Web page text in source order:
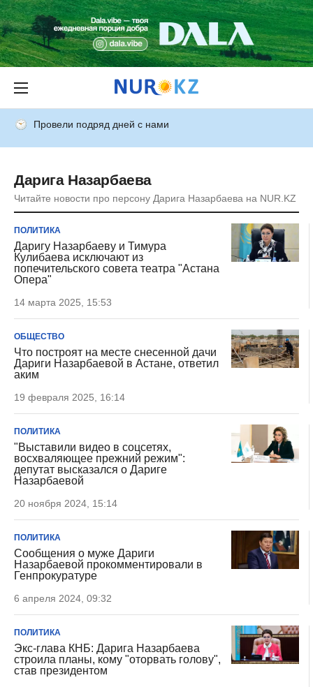
Провели подряд дней с нами
Дарига Назарбаева
Читайте новости про персону Дарига Назарбаева на NUR.KZ
ПОЛИТИКА
Даригу Назарбаеву и Тимура
Кулибаева исключают из
попечительского совета театра "Астана
Опера"
14 марта 2025, 15:53
ОБЩЕСТВО
Что построят на месте снесенной дачи
Дариги Назарбаевой в Астане, ответил
аким
19 февраля 2025, 16:14
ПОЛИТИКА
"Выставили видео в соцсетях,
восхваляющее прежний режим":
депутат высказался о Дариге
Назарбаевой
20 ноября 2024, 15:14
ПОЛИТИКА
Сообщения о муже Дариги
Назарбаевой прокомментировали в
Генпрокуратуре
6 апреля 2024, 09:32
ПОЛИТИКА
Экс-глава КНБ: Дарига Назарбаева
строила планы, кому "оторвать голову",
став президентом